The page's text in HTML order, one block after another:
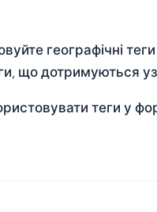
географічні
що дотримуються
теги у